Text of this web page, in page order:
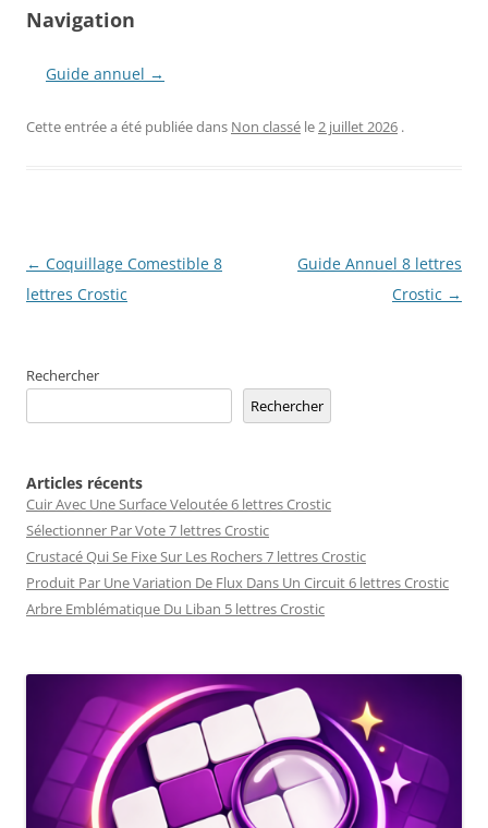
Navigation
Guide annuel →
Cette entrée a été publiée dans Non classé le2 juillet 2026 .
Navigation
des
← Coquillage Comestible 8
lettres Crostic
Guide Annuel 8 lettres
Crostic →
Rechercher
Rechercher
Articles récents
Cuir Avec Une Surface Veloutée 6 lettres Crostic
Sélectionner Par Vote 7 lettres Crostic
Crustacé Qui Se Fixe Sur Les Rochers 7 lettres Crostic
Produit Par Une Variation De Flux Dans Un Circuit 6 lettres Crostic
Arbre Emblématique Du Liban 5 lettres Crostic